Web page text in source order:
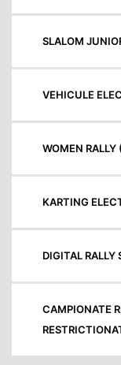
SLALOM
VEHICULE
WOMEN RALLY
KARTING
DIGITAL RALLY
CAMPIONATE